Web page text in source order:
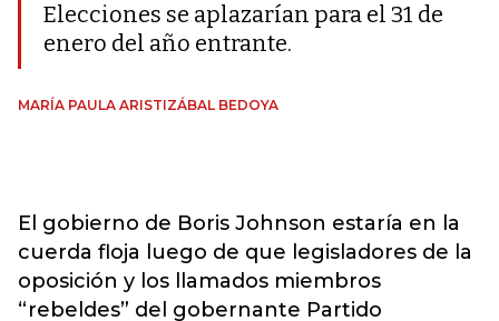
Elecciones se aplazarían para el 31 de
enero del año entrante.
MARÍA PAULA ARISTIZÁBAL BEDOYA
El gobierno de Boris Johnson estaría en la
cuerda floja luego de que legisladores de la
oposición y los llamados miembros
“rebeldes” del gobernante Partido